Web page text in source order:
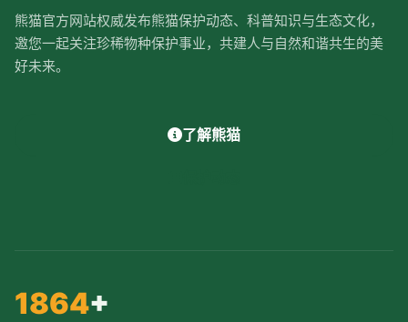
熊猫官方网站权威发布熊猫保护动态、科普知识与生态文化，
邀您一起关注珍稀物种保护事业，共建人与自然和谐共生的美
好未来。
了解熊猫
1864+